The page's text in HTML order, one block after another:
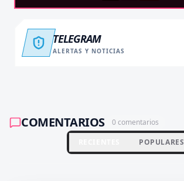
TELEGRAM
ALERTAS Y NOTICIAS
COMENTARIOS 0 comentarios
POPULARES